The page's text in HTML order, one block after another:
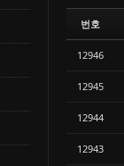
번호
12946
12945
12944
12943